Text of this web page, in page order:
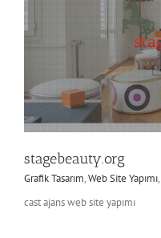
stagebeauty.org
Grafik Tasarım,Web Site Yapımı,
cast ajans web site yapımı